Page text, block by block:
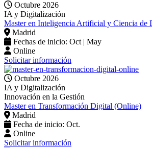
Octubre 2026
IA y Digitalización
Master en Inteligencia Artificial y Ciencia de
Madrid
Fechas de inicio: Oct | May
Online
Solicitar información
Octubre 2026
IA y Digitalización
Innovación en la Gestión
Master en Transformación Digital (Online)
Madrid
Fecha de inicio: Oct.
Online
Solicitar información